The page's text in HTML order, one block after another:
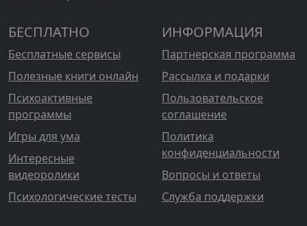
БЕСПЛАТНО
Бесплатные сервисы
Полезные книги онлайн
Психоактивные
программы
Игры для ума
Интересные
видеоролики
Психологические тесты
ИНФОРМАЦИЯ
Партнерская программа
Рассылка и подарки
Пользовательское
соглашение
Политика
конфиденциальности
Вопросы и ответы
Служба поддержки